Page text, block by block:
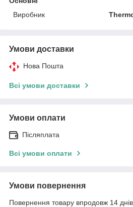
Виробник
Умови доставки
Нова Пошта
Всі умови доставки
Умови оплати
Післяплата
Всі умови оплати
Умови повернення
Повернення товару впродовж 14